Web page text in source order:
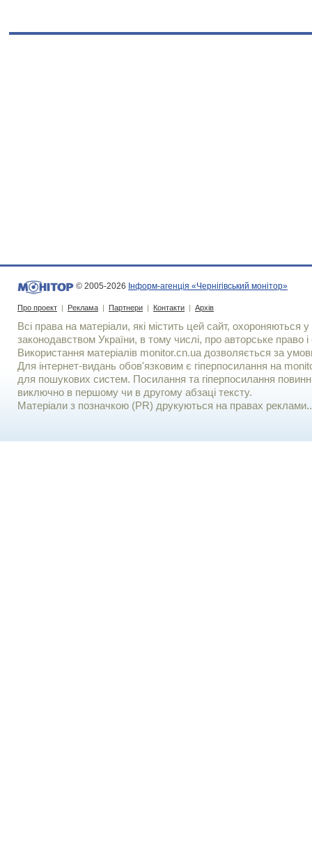
© 2005-2026 Інформ-агенція «Чернігівський монітор»
Про проект | Реклама | Партнери | Контакти | Архів
Всі права на матеріали, які містить цей сайт, охороняються у
законодавством України, в тому числі, про авторське право і
Використання матерiалiв monitor.cn.ua дозволяється за
Для iнтернет-видань обов'язковим є гiперпосилання на
для пошукових систем. Посилання та гіперпосилання
виключно в першому чи в другому абзаці тексту.
Матеріали з позначкою (PR) друкуються на правах реклами..